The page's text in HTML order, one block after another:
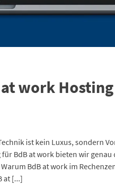
work
ist kein Luxus, sondern
BdB at work bieten wir genau
BdB at work im
at [...]